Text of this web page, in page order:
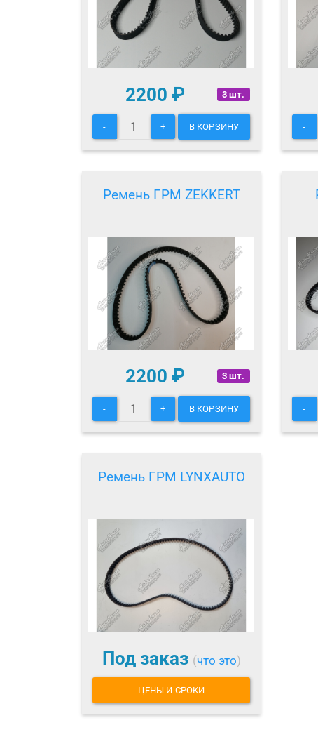
3 шт.
2200 ₽
- + В КОРЗИНУ -
Ремень ГРМ ZEKKERT
3 шт.
2200 ₽
- + В КОРЗИНУ -
Ремень ГРМ LYNXAUTO
Под заказ (что это)
ЦЕНЫ И СРОКИ